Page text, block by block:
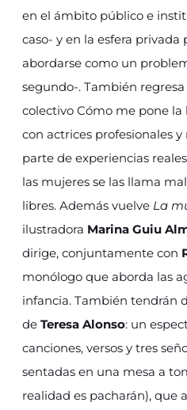
en el ámbito público e
caso- y en la esfera privada
abordarse como un
segundo-. También regresa
colectivo Cómo me pone la
con actrices profesionales
parte de experiencias
las mujeres se las llama
libres. Además vuelve La
ilustradora Marina Guiu
dirige, conjuntamente con
monólogo que aborda las
infancia. También tendrán
de Teresa Alonso: un
canciones, versos y tres
sentadas en una mesa a
realidad es pacharán), que